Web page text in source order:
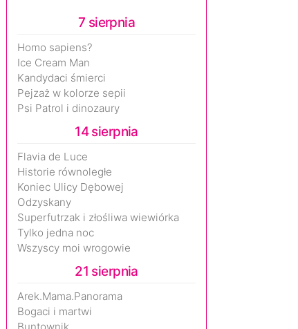
7 sierpnia
Homo sapiens?
Ice Cream Man
Kandydaci śmierci
Pejzaż w kolorze sepii
Psi Patrol i dinozaury
14 sierpnia
Flavia de Luce
Historie równoległe
Koniec Ulicy Dębowej
Odzyskany
Superfutrzak i złośliwa wiewiórka
Tylko jedna noc
Wszyscy moi wrogowie
21 sierpnia
Arek.Mama.Panorama
Bogaci i martwi
Buntownik